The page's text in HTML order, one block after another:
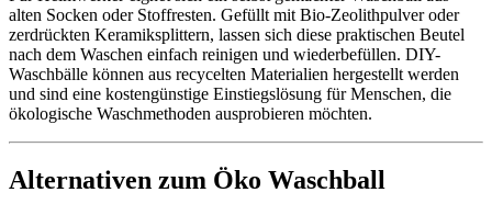
alten Socken oder Stoffresten. Gefüllt mit Bio-Zeolithpulver oder
zerdrückten Keramiksplittern, lassen sich diese praktischen Beutel
nach dem Waschen einfach reinigen und wiederbefüllen. DIY-
Waschbälle können aus recycelten Materialien hergestellt werden
und sind eine kostengünstige Einstiegslösung für Menschen, die
ökologische Waschmethoden ausprobieren möchten.
Alternativen zum Öko Waschball